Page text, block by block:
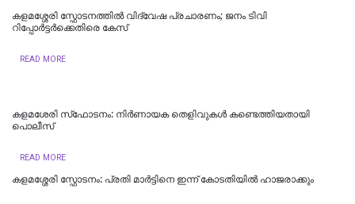
കളമശ്ശേരി സ്ഫോടനത്തിൽ വിദ്വേഷ പ്രചാരണം; ജനം ടിവി
റിപ്പോർട്ടർക്കെതിരെ കേസ്
READ MORE
കളമശേരി സ്‌ഫോടനം: നിർണായക തെളിവുകൾ കണ്ടെത്തിയതായി
പൊലീസ്
READ MORE
കളമശ്ശേരി സ്ഫോടനം: പ്രതി മാർട്ടിനെ ഇന്ന് കോടതിയിൽ ഹാജരാക്കും